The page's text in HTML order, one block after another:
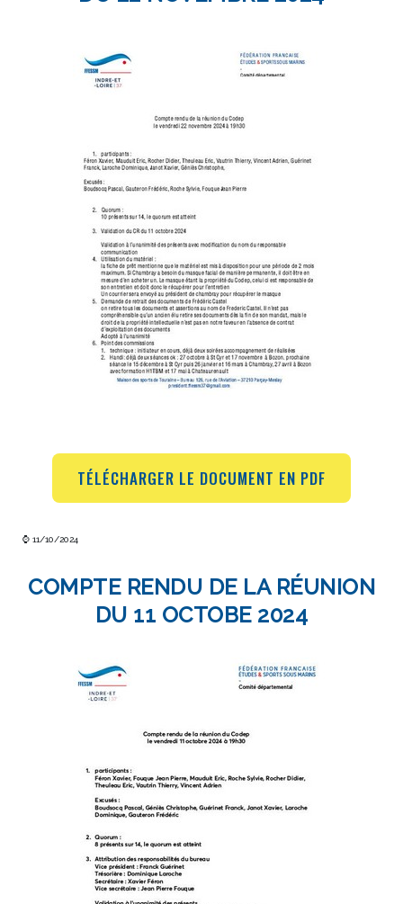
TÉLÉCHARGER LE DOCUMENT EN PDF
⌚ 11/10/2024
COMPTE RENDU DE LA RÉUNION
DU 11 OCTOBE 2024